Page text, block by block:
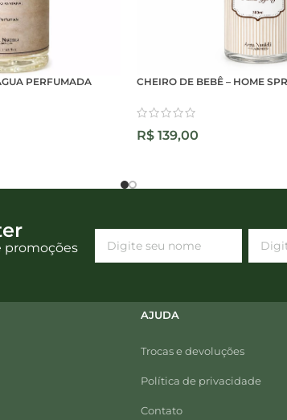
PERFUMADA
CHEIRO DE BEBÊ – HOME
R$ 139,00
promoções
AJUDA
Trocas e devoluções
Política de privacidade
Contato